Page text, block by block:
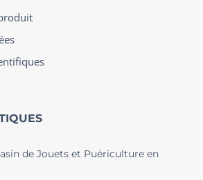
de Jouets et Puériculture en